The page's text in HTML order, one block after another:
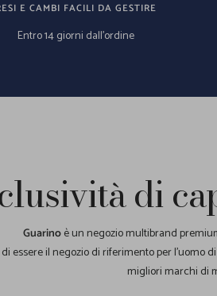
E CAMBI FACILI DA GESTIRE
Entro 14 giorni dall'ordine
di
Guarinoè un negozio multibrand
essere il negozio di riferimento per l'uomo
migliori marchi di